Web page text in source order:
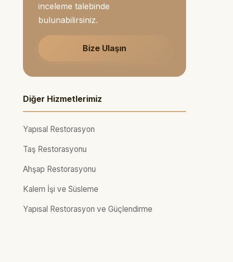
inceleme talebinde
bulunabilirsiniz.
Bize Ulaşın
Diğer Hizmetlerimiz
Yapısal Restorasyon
Taş Restorasyonu
Ahşap Restorasyonu
Kalem İşi ve Süsleme
Yapısal Restorasyon ve Güçlendirme